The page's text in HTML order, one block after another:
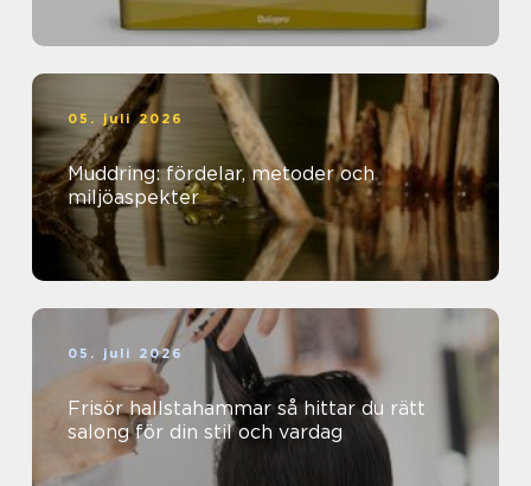
05. juli 2026
Muddring: fördelar, metoder och
miljöaspekter
05. juli 2026
Frisör hallstahammar så hittar du rätt
salong för din stil och vardag